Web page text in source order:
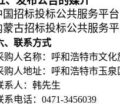
国招标投标公共服务平台
蒙古招标投标公共服务平
、联系方式
购人名称：呼和浩特市文化
购人地址：呼和浩特市玉泉
系人：韩先生
系电话：0471-3456039